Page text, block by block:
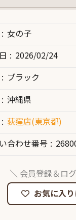
女の子
2026/02/24
ブラック
沖縄県
荻窪店(東京都)
合わせ番号
＼ 会員登録＆ロ
お気に入